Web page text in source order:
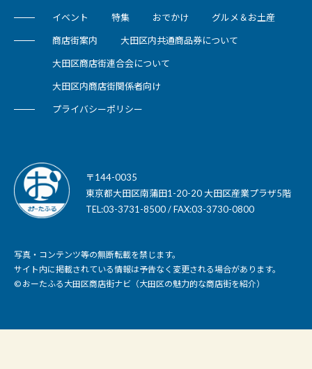
イベント 特集 おでかけ グルメ＆お土産
商店街案内 大田区内共通商品券について
大田区商店街連合会について
大田区内商店街関係者向け
プライバシーポリシー
〒144-0035
東京都大田区南蒲田1-20-20 大田区産業プラザ5階
TEL:03-3731-8500 / FAX:03-3730-0800
写真・コンテンツ等の無断転載を禁じます。
サイト内に掲載されている情報は予告なく変更される場合があります。
© おーたふる大田区商店街ナビ（大田区の魅力的な商店街を紹介）